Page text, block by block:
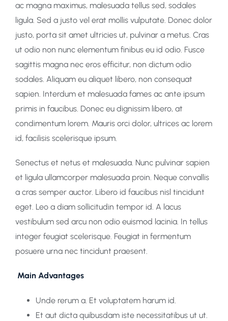
ac magna maximus, malesuada tellus sed, sodales
ligula. Sed a justo vel erat mollis vulputate. Donec dolor
justo, porta sit amet ultricies ut, pulvinar a metus. Cras
ut odio non nunc elementum finibus eu id odio. Fusce
sagittis magna nec eros efficitur, non dictum odio
sodales. Aliquam eu aliquet libero, non consequat
sapien. Interdum et malesuada fames ac ante ipsum
primis in faucibus. Donec eu dignissim libero, at
condimentum lorem. Mauris orci dolor, ultrices ac lorem
id, facilisis scelerisque ipsum.
Senectus et netus et malesuada. Nunc pulvinar sapien
et ligula ullamcorper malesuada proin. Neque convallis
a cras semper auctor. Libero id faucibus nisl tincidunt
eget. Leo a diam sollicitudin tempor id. A lacus
vestibulum sed arcu non odio euismod lacinia. In tellus
integer feugiat scelerisque. Feugiat in fermentum
posuere urna nec tincidunt praesent.
Main Advantages
Unde rerum a. Et voluptatem harum id.
Et aut dicta quibusdam iste necessitatibus ut ut.